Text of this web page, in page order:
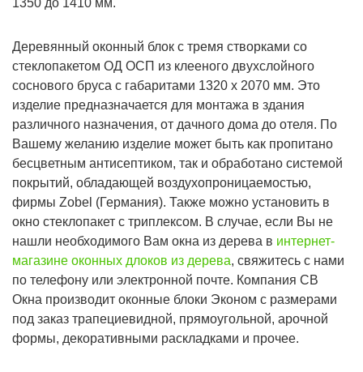
1350 до 1410 мм.
Деревянный оконный блок с тремя створками со
стеклопакетом ОД ОСП из клееного двухслойного
соснового бруса с габаритами 1320 х 2070 мм. Это
изделие предназначается для монтажа в здания
различного назначения, от дачного дома до отеля. По
Вашему желанию изделие может быть как пропитано
бесцветным антисептиком, так и обработано системой
покрытий, обладающей воздухопроницаемостью,
фирмы Zobel (Германия). Также можно установить в
окно стеклопакет с триплексом. В случае, если Вы не
нашли необходимого Вам окна из дерева в интернет-
магазине оконных длоков из дерева, свяжитесь с нами
по телефону или электронной почте. Компания СВ
Окна производит оконные блоки Эконом с размерами
под заказ трапециевидной, прямоугольной, арочной
формы, декоративными раскладками и прочее.